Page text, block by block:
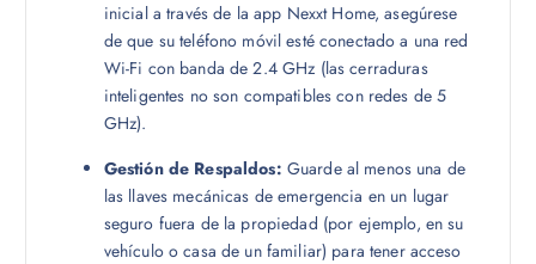
inicial a través de la app Nexxt Home, asegúrese
de que su teléfono móvil esté conectado a una red
Wi-Fi con banda de 2.4 GHz (las cerraduras
inteligentes no son compatibles con redes de 5
GHz).
Gestión de Respaldos: Guarde al menos una de
las llaves mecánicas de emergencia en un lugar
seguro fuera de la propiedad (por ejemplo, en su
vehículo o casa de un familiar) para tener acceso